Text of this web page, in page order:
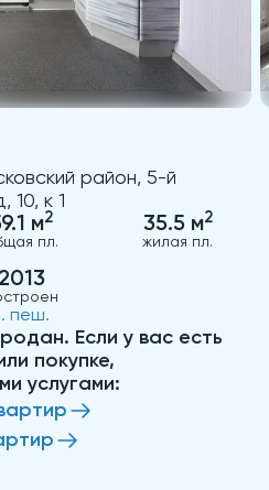
район, 5-й
к 1
м2
пл.
35.5 м2
жилая пл.
2013
пеш.
Если у вас есть
покупке,
услугами: